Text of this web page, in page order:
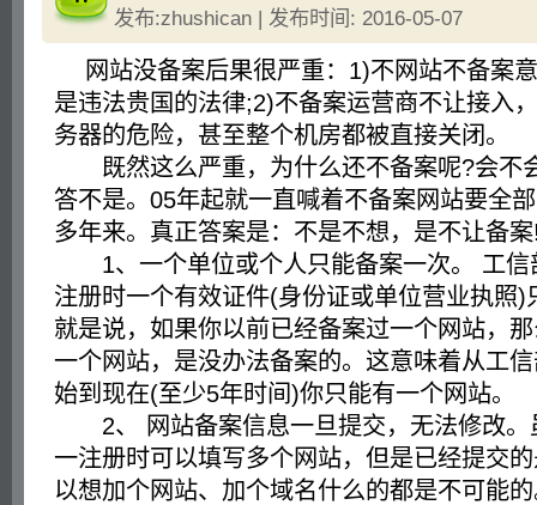
发布:zhushican | 发布时间: 2016-05-07
网站没备案后果很严重：1)不网站不备案意
是违法贵国的法律;2)不备案运营商不让接入
务器的危险，甚至整个机房都被直接关闭。
既然这么严重，为什么还不备案呢?会不
答不是。05年起就一直喊着不备案网站要全
多年来。真正答案是：不是不想，是不让备
1、一个单位或个人只能备案一次。 工信
注册时一个有效证件(身份证或单位营业执照)
就是说，如果你以前已经备案过一个网站，
一个网站，是没办法备案的。这意味着从工
始到现在(至少5年时间)你只能有一个网站。
2、 网站备案信息一旦提交，无法修改。
一注册时可以填写多个网站，但是已经提交
以想加个网站、加个域名什么的都是不可能